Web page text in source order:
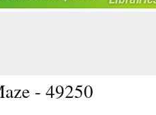
- 49250